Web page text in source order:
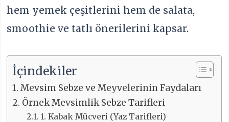
hem yemek çeşitlerini hem de salata,
smoothie ve tatlı önerilerini kapsar.
İçindekiler
Mevsim Sebze ve Meyvelerinin Faydaları
Örnek Mevsimlik Sebze Tarifleri
1. Kabak Mücveri (Yaz Tarifleri)